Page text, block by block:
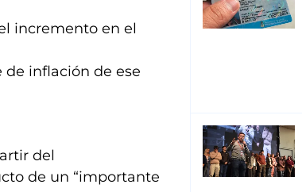
incremento en el
inflación de ese
del
de un “importante